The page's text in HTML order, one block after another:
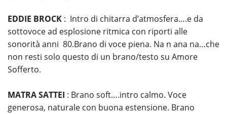
EDDIE BROCK : Intro di chitarra d’atmosfera….e da
sottovoce ad esplosione ritmica con riporti alle
sonorità anni 80.Brano di voce piena. Na n ana na…che
non resti solo questo di un brano/testo su Amore
Sofferto.
MATRA SATTEI : Brano soft….intro calmo. Voce
generosa, naturale con buona estensione. Brano